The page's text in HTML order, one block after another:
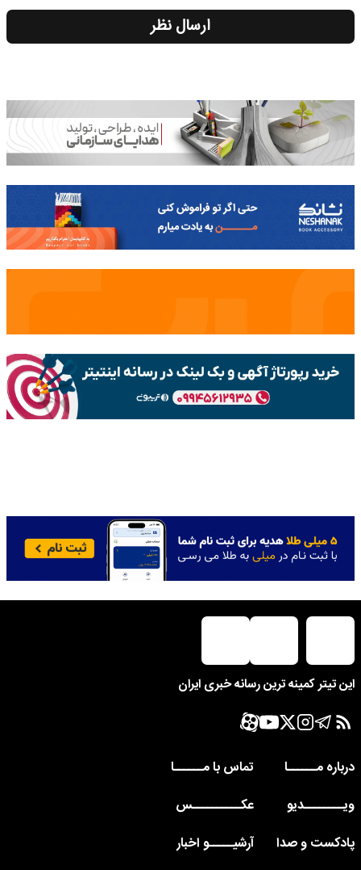
ارسال نظر
این تیتر کمینه ترین رسانه خبری ایران
درباره مــــــا
تماس با مــــــا
ویــــــــدیو
عکــــــــــس
پادکست و صدا
آرشیـــــو اخبار